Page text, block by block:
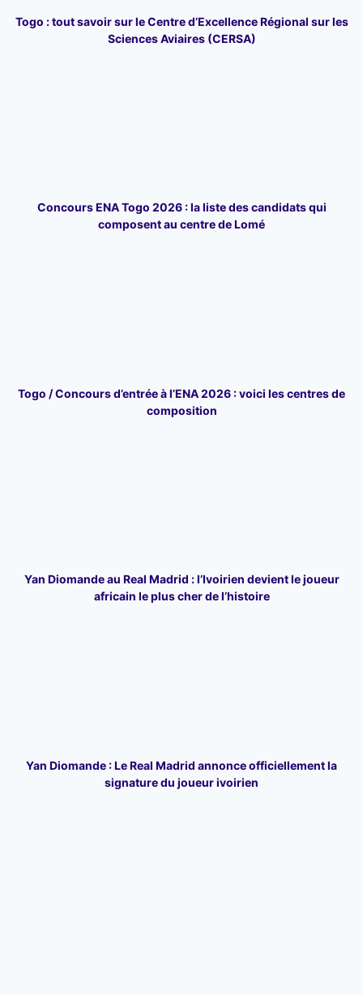
Togo : tout savoir sur le Centre d’Excellence Régional sur les
Sciences Aviaires (CERSA)
Concours ENA Togo 2026 : la liste des candidats qui
composent au centre de Lomé
Togo / Concours d’entrée à l’ENA 2026 : voici les centres de
composition
Yan Diomande au Real Madrid : l’Ivoirien devient le joueur
africain le plus cher de l’histoire
Yan Diomande : Le Real Madrid annonce officiellement la
signature du joueur ivoirien